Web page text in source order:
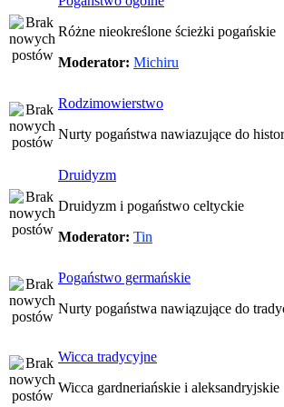
Różne nieokreślone ścieżki pogańskie
Moderator: Michiru
Rodzimowierstwo
Nurty pogaństwa nawiazujące do
Druidyzm
Druidyzm i pogaństwo celtyckie
Moderator: Tin
Pogaństwo germańskie
Nurty pogaństwa nawiązujące do
Wicca tradycyjne
Wicca gardneriańskie i aleksandryjskie